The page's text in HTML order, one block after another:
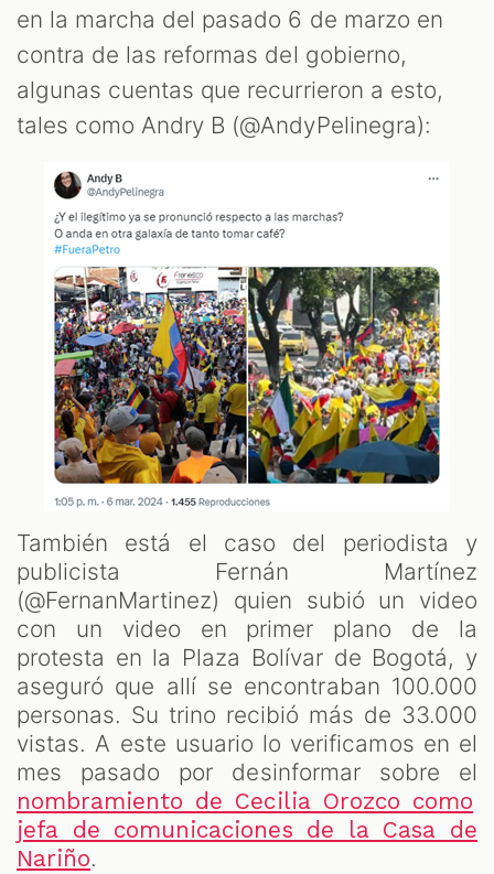
en la marcha del pasado 6 de marzo en
contra de las reformas del gobierno,
algunas cuentas que recurrieron a esto,
tales como Andry B (@AndyPelinegra):
También está el caso del periodista y
publicista Fernán Martínez
(@FernanMartinez) quien subió un video
con un video en primer plano de la
protesta en la Plaza Bolívar de Bogotá, y
aseguró que allí se encontraban 100.000
personas. Su trino recibió más de 33.000
vistas. A este usuario lo verificamos en el
mes pasado por desinformar sobre el
nombramiento de Cecilia Orozco como
jefa de comunicaciones de la Casa de
Nariño.